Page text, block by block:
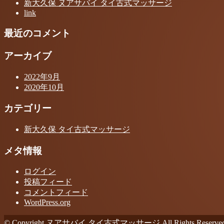
新大久保 ヌアサバイ タイ古式マッサージ
link
最近のコメント
アーカイブ
2022年9月
2020年10月
カテゴリー
新大久保 タイ古式マッサージ
メタ情報
ログイン
投稿フィード
コメントフィード
WordPress.org